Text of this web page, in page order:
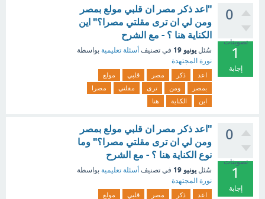
0
تصويتات
1
إجابة
"اعد ذكر مصر ان قلبي مولع بمصر
ومن لي ان ترى مقلتي مصرا؟" اين
الكناية هنا ؟ - مع الشرح
سُئل يونيو 19 في تصنيف أسئلة تعليمية بواسطة
نورة المجتهدة
اعد ذكر مصر قلبي
مولع
بمصر
ومن ترى مقلتي
مصرا
اين
الكناية هنا
0
تصويتات
1
إجابة
"اعد ذكر مصر ان قلبي مولع بمصر
ومن لي ان ترى مقلتي مصرا؟" وما
نوع الكناية هنا ؟ - مع الشرح
سُئل يونيو 19 في تصنيف أسئلة تعليمية بواسطة
نورة المجتهدة
اعد ذكر مصر قلبي
مولع